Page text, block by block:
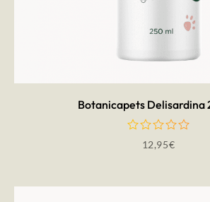
AÑADIR AL CARRITO
Botanicapets Delisardina
12,95€